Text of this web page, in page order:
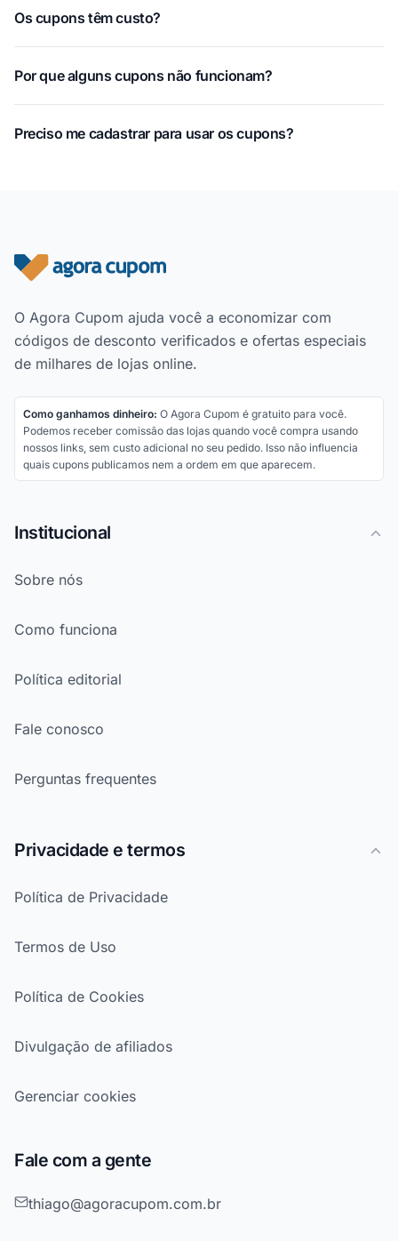
Os cupons têm custo?
Por que alguns cupons não funcionam?
Preciso me cadastrar para usar os cupons?
Rodapé do site
O Agora Cupom ajuda você a economizar com
códigos de desconto verificados e ofertas especiais
de milhares de lojas online.
Como ganhamos dinheiro: O Agora Cupom é gratuito para você.
Podemos receber comissão das lojas quando você compra usando
nossos links, sem custo adicional no seu pedido. Isso não influencia
quais cupons publicamos nem a ordem em que aparecem.
Institucional
Sobre nós
Como funciona
Política editorial
Fale conosco
Perguntas frequentes
Privacidade e termos
Política de Privacidade
Termos de Uso
Política de Cookies
Divulgação de afiliados
Gerenciar cookies
Fale com a gente
thiago@agoracupom.com.br